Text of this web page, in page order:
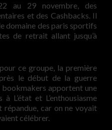
au 29 novembre, des
et des Cashbacks. Il
domaine des paris sportifs
de retrait allant jusqu’à
ce groupe, la première
le début de la guerre
apportent une
L’état et L’enthousiasme
répandue, car on ne voyait
célébrer.